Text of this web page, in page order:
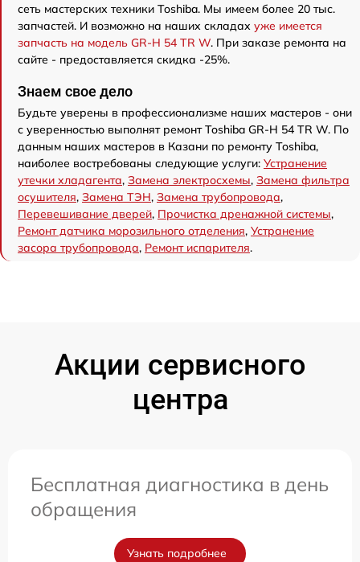
сеть мастерских техники Toshiba. Мы имеем более 20 тыс.
запчастей. И возможно на наших складах уже имеется
запчасть на модель GR-H 54 TR W. При заказе ремонта на
сайте - предоставляется скидка -25%.
Знаем свое дело
Будьте уверены в профессионализме наших мастеров - они
с уверенностью выполнят ремонт Toshiba GR-H 54 TR W. По
данным наших мастеров в Казани по ремонту Toshiba,
наиболее востребованы следующие услуги: Устранение
утечки хладагента, Замена электросхемы, Замена фильтра
осушителя, Замена ТЭН, Замена трубопровода,
Перевешивание дверей, Прочистка дренажной системы,
Ремонт датчика морозильного отделения, Устранение
засора трубопровода, Ремонт испарителя.
Акции сервисного
центра
Бесплатная диагностика в день
обращения
Узнать подробнее